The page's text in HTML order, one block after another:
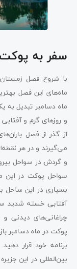
سفر به
با شروع فصل
ماه‌های این فصل
ماه دسامبر تبدیل
و روزهای گرم و
از گذر از فصل
می‌گیرند و در هر
و گردش در سواحل
سواحل پوکت در این
بسیاری در این ساحل
آفتابی خسته شدید
چراغانی‌های دیدنی
پوکت در ماه دسامبر
برنامه خود قرار
بین‌المللی در این